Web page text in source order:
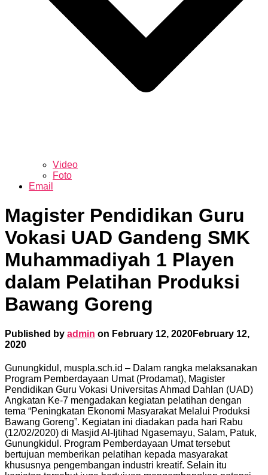
Video
Foto
Email
Magister Pendidikan Guru
Vokasi UAD Gandeng SMK
Muhammadiyah 1 Playen
dalam Pelatihan Produksi
Bawang Goreng
Published by admin on February 12, 2020February 12,
2020
Gunungkidul, muspla.sch.id – Dalam rangka melaksanakan
Program Pemberdayaan Umat (Prodamat), Magister
Pendidikan Guru Vokasi Universitas Ahmad Dahlan (UAD)
Angkatan Ke-7 mengadakan kegiatan pelatihan dengan
tema “Peningkatan Ekonomi Masyarakat Melalui Produksi
Bawang Goreng”. Kegiatan ini diadakan pada hari Rabu
(12/02/2020) di Masjid Al-Ijtihad Ngasemayu, Salam, Patuk,
Gunungkidul. Program Pemberdayaan Umat tersebut
bertujuan memberikan pelatihan kepada masyarakat
khususnya pengembangan industri kreatif. Selain itu